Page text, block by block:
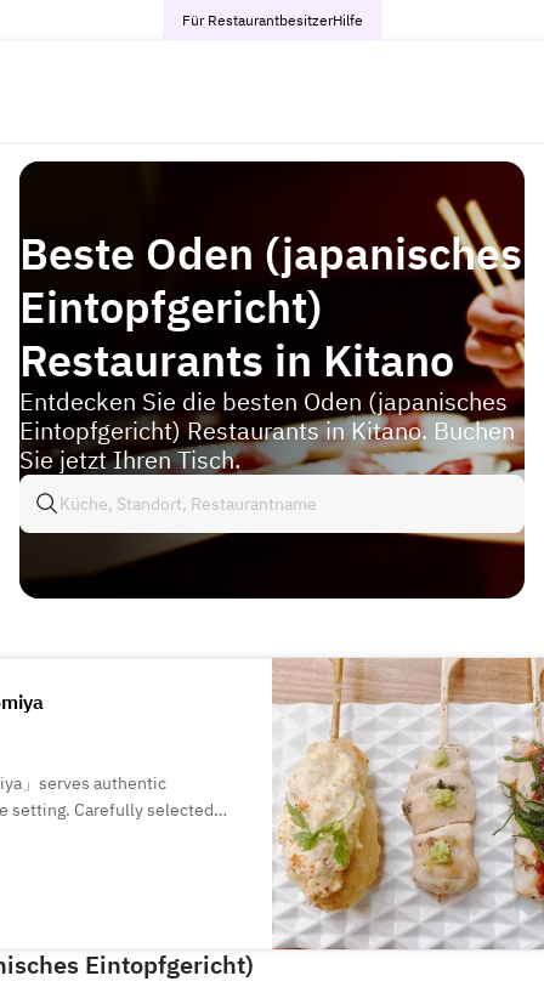
Für RestaurantbesitzerHilfe
Beste Oden (japanisches
Eintopfgericht)
Restaurants in Kitano
Entdecken Sie die besten Oden (japanisches
Eintopfgericht) Restaurants in Kitano. Buchen
Sie jetzt Ihren Tisch.
」serves authentic
setting. Carefully selected
Eintopfgericht)